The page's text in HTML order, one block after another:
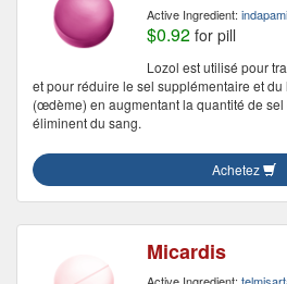
Active Ingredient:
$0.92 for pill
Lozol est utilisé pour
et pour réduire le sel supplémentaire et
(œdème) en augmentant la quantité de
éliminent du sang.
Achetez
Micardis